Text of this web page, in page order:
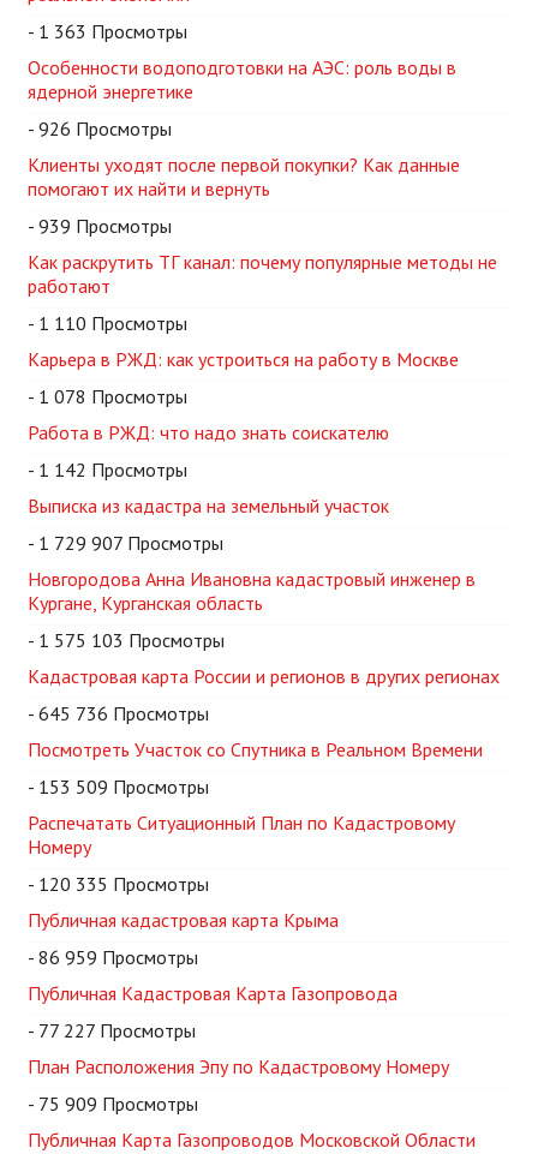
- 1 363 Просмотры
Особенности водоподготовки на АЭС: роль воды в
ядерной энергетике
- 926 Просмотры
Клиенты уходят после первой покупки? Как данные
помогают их найти и вернуть
- 939 Просмотры
Как раскрутить ТГ канал: почему популярные методы не
работают
- 1 110 Просмотры
Карьера в РЖД: как устроиться на работу в Москве
- 1 078 Просмотры
Работа в РЖД: что надо знать соискателю
- 1 142 Просмотры
Выписка из кадастра на земельный участок
- 1 729 907 Просмотры
Новгородова Анна Ивановна кадастровый инженер в
Кургане, Курганская область
- 1 575 103 Просмотры
Кадастровая карта России и регионов в других регионах
- 645 736 Просмотры
Посмотреть Участок со Спутника в Реальном Времени
- 153 509 Просмотры
Распечатать Ситуационный План по Кадастровому
Номеру
- 120 335 Просмотры
Публичная кадастровая карта Крыма
- 86 959 Просмотры
Публичная Кадастровая Карта Газопровода
- 77 227 Просмотры
План Расположения Эпу по Кадастровому Номеру
- 75 909 Просмотры
Публичная Карта Газопроводов Московской Области